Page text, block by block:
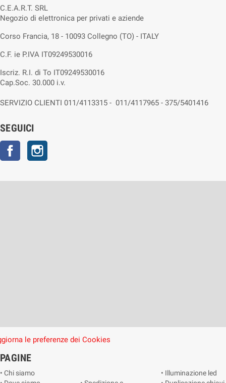
C.E.A.R.T. SRL
Negozio di elettronica per privati e aziende
Corso Francia, 18 - 10093 Collegno (TO) - ITALY
C.F. ie P.IVA IT09249530016
Iscriz. R.I. di To IT09249530016
Cap.Soc. 30.000 i.v.
SERVIZIO CLIENTI 011/4113315 - 011/4117965 - 375/5401416
SEGUICI
Facebook
le preferenze dei Cookies
PAGINE
• Chi siamo
• Illuminazione led